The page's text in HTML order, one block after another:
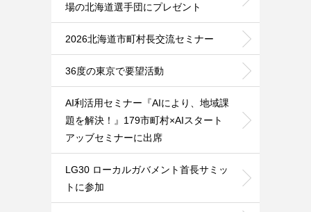
場の北海道選手団にプレゼント
2026北海道市町村長交流セミナー
36度の東京で要望活動
AI利活用セミナー『AIにより、地域課
題を解決！』179市町村×AIスタート
アッブセミナーに出席
LG30 ローカルガバメント首長サミッ
トに参加